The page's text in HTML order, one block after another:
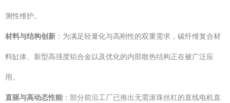
测性维护。
材料与结构创新 ：为满足轻量化与高刚性的双重需求，碳纤维复合材
料缸体、新型高强度铝合金以及优化的内部散热结构正在被广泛应
用。
直驱与高动态性能 ：部分前沿工厂已推出无需滚珠丝杠的直线电机直